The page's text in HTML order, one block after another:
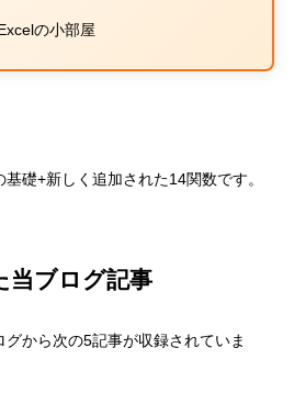
の小部屋
基礎+新しく追加された14関数です。
当ブログ記事
グから次の5記事が収録されていま